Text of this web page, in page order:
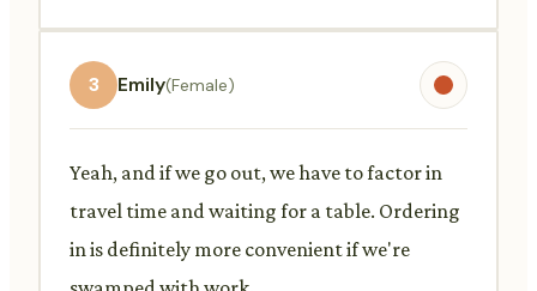
3 Emily(Female)
Yeah, and if we go out, we have to factor in
travel time and waiting for a table. Ordering
in is definitely more convenient if we're